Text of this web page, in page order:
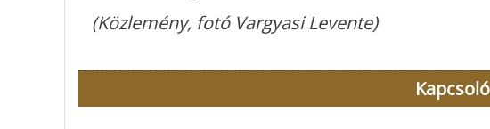
(Közlemény, fotó Vargyasi Levente)